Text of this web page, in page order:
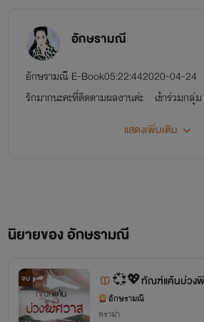
อักษรามณี
อักษรามณี E-Book05:22:442020-04-24
รักมากนะคะที่ติดตามผลงานค่ะ เข้าร่วมกลุ่
นี่ค่ะ https://www.facebook.com/
และ กรัชเพชร นะคะ
แสดงเพิ่มเติม
นิยายของ อักษรามณี
จบ 💞💖ทัณฑ์แค้นบ่วง
อักษรามณี
ดราม่า